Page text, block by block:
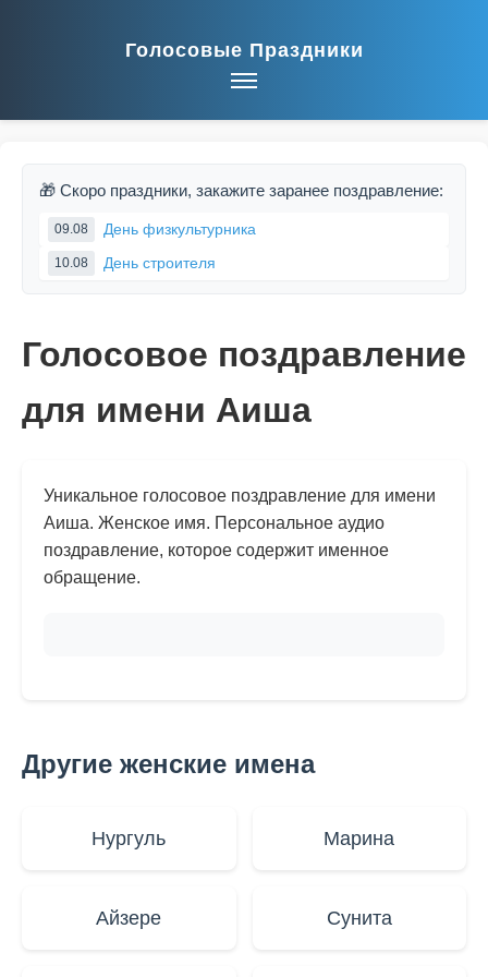
Голосовые Праздники
🎁 Скоро праздники, закажите заранее поздравление:
09.08 День физкультурника
10.08 День строителя
Голосовое поздравление
для имени Аиша
Уникальное голосовое поздравление для имени
Аиша. Женское имя. Персональное аудио
поздравление, которое содержит именное
обращение.
Другие женские имена
Нургуль Марина
Айзере Сунита